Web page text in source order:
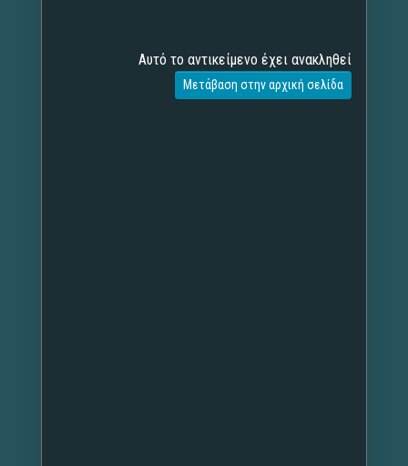
Αυτό το αντικείμενο έχει ανακληθεί
Μετάβαση στην αρχική σελίδα